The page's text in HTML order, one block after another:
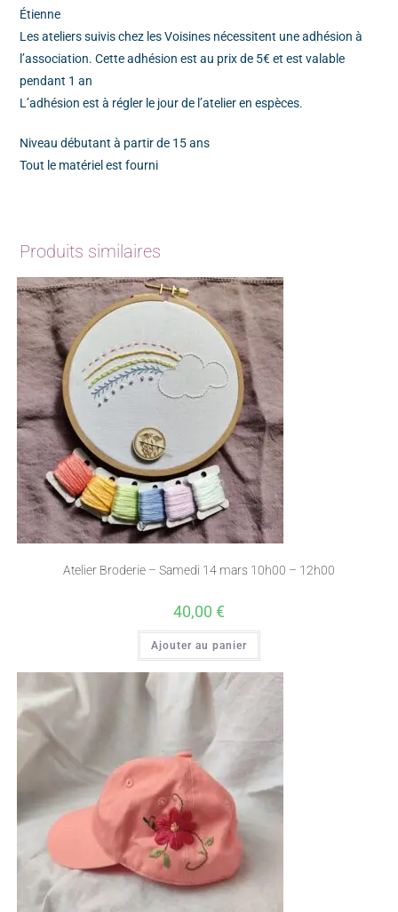
Étienne
Les ateliers suivis chez les Voisines nécessitent une adhésion à
l’association. Cette adhésion est au prix de 5€ et est valable
pendant 1 an
L’adhésion est à régler le jour de l’atelier en espèces.
Niveau débutant à partir de 15 ans
Tout le matériel est fourni
Produits similaires
Atelier Broderie – Samedi 14 mars 10h00 – 12h00
40,00 €
Ajouter au panier